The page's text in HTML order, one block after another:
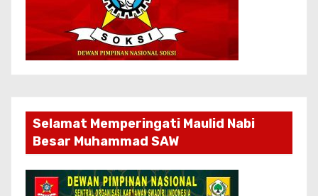
Selamat Memperingati Maulid Nabi
Besar Muhammad SAW